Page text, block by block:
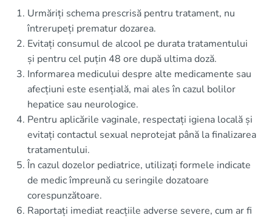
Urmăriți schema prescrisă pentru tratament, nu
întrerupeți prematur dozarea.
Evitați consumul de alcool pe durata tratamentului
și pentru cel puțin 48 ore după ultima doză.
Informarea medicului despre alte medicamente sau
afecțiuni este esențială, mai ales în cazul bolilor
hepatice sau neurologice.
Pentru aplicările vaginale, respectați igiena locală și
evitați contactul sexual neprotejat până la finalizarea
tratamentului.
În cazul dozelor pediatrice, utilizați formele indicate
de medic împreună cu seringile dozatoare
corespunzătoare.
Raportați imediat reacțiile adverse severe, cum ar fi